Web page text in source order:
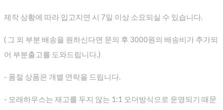
제작 상황에 따라 입고지연 시 7일 이상 소요되실 수 있습니다.
( 그 외 부분 배송을 원하신다면 문의 후 3000원의 배송비가 추가되
어 부분출고를 도와드립니다.)
- 품절 상품은 개별 연락을 드립니다.
- 모래하우스는 재고를 두지 않는 1:1 오더방식으로 운영되기 때문